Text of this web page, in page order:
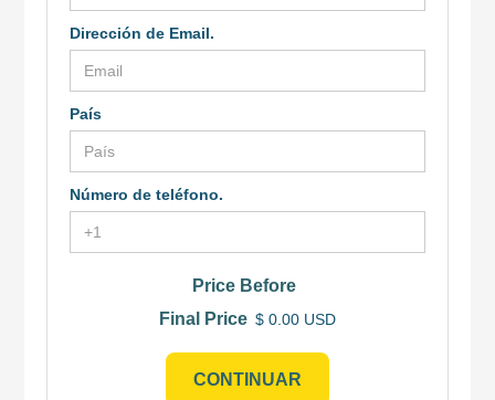
Dirección de Email.
País
Número de teléfono.
Price Before
Final Price $ 0.00 USD